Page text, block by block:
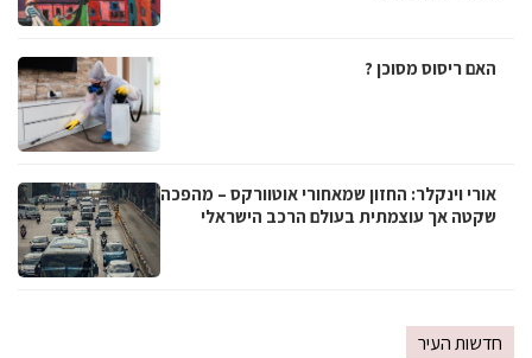
האם ריסוס מסוכן ?
אורי וינקלר: החזון שמאחורי אוטוורקס – מהפכה
שקטה אך עוצמתית בעולם הרכב הישראלי
חדשות העיר